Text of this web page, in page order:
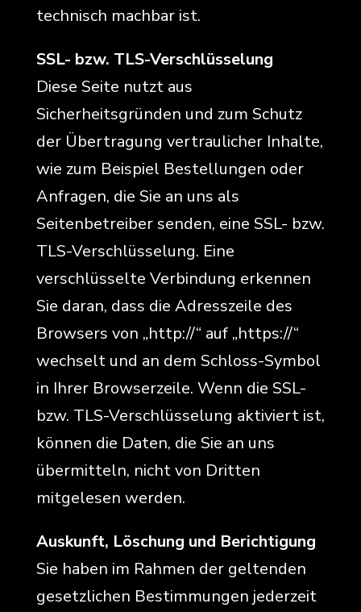
technisch machbar ist.
SSL- bzw. TLS-Verschlüsselung
Diese Seite nutzt aus
Sicherheitsgründen und zum Schutz
der Übertragung vertraulicher Inhalte,
wie zum Beispiel Bestellungen oder
Anfragen, die Sie an uns als
Seitenbetreiber senden, eine SSL- bzw.
TLS-Verschlüsselung. Eine
verschlüsselte Verbindung erkennen
Sie daran, dass die Adresszeile des
Browsers von „http://“ auf „https://“
wechselt und an dem Schloss-Symbol
in Ihrer Browserzeile. Wenn die SSL-
bzw. TLS-Verschlüsselung aktiviert ist,
können die Daten, die Sie an uns
übermitteln, nicht von Dritten
mitgelesen werden.
Auskunft, Löschung und Berichtigung
Sie haben im Rahmen der geltenden
gesetzlichen Bestimmungen jederzeit